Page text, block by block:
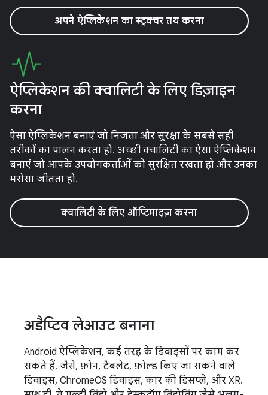
अपने ऐप्लिकेशन का स्ट्रक्चर तय करना
ऐप्लिकेशन की क्वालिटी के लिए डिज़ाइन
करना
ऐसा ऐप्लिकेशन बनाएं जो निजता और सुरक्षा के सबसे सही
तरीकों का पालन करता हो. अच्छी क्वालिटी का ऐसा ऐप्लिकेशन
बनाएं जो आपके उपयोगकर्ताओं को सुरक्षित रखता हो और उनका
भरोसा जीतता हो.
क्वालिटी के लिए ऑप्टिमाइज़ करना
अडैप्टिव लेआउट बनाना
Android ऐप्लिकेशन, कई तरह के डिवाइसों पर काम कर
सकते हैं. जैसे, फ़ोन, टैबलेट, फ़ोल्ड किए जा सकने वाले
डिवाइस, ChromeOS डिवाइस, कार की डिसप्ले, और XR.